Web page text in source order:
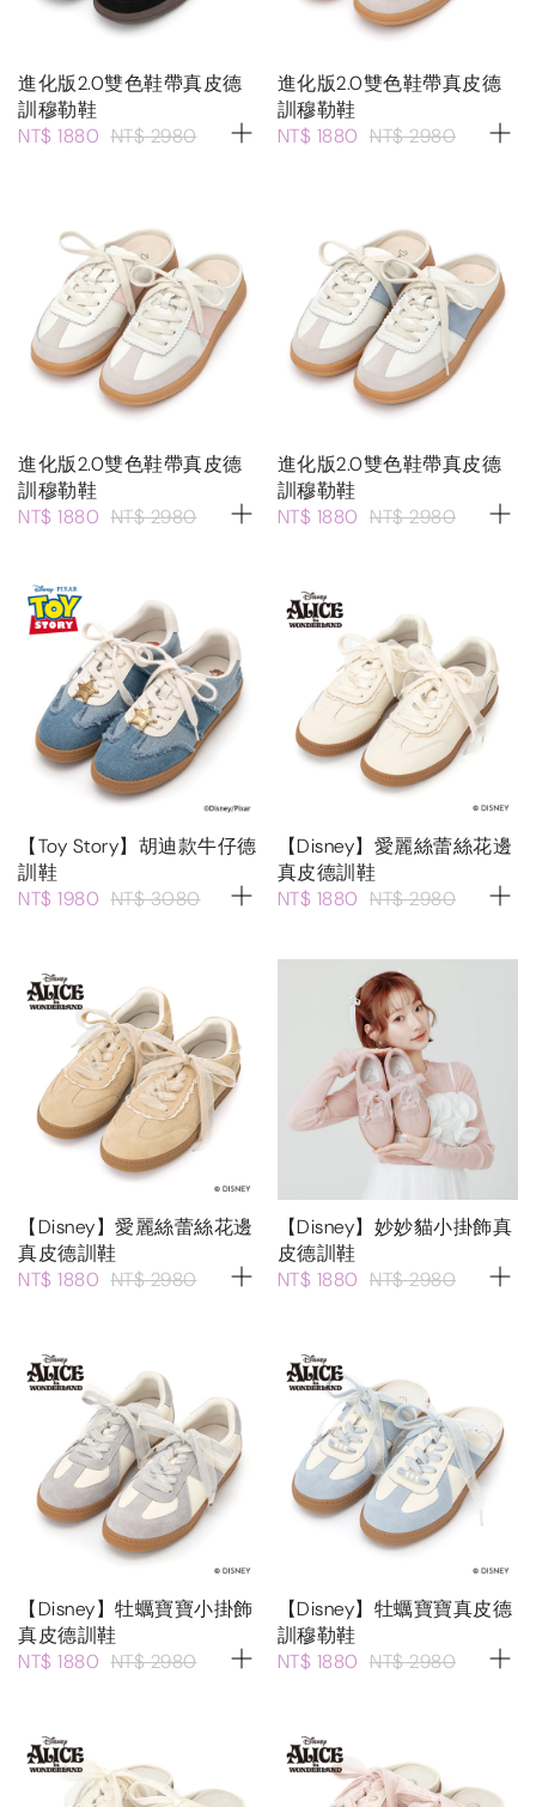
進化版2.0雙色鞋帶真皮德
訓穆勒鞋
NT$ 1880 NT$ 2980
進化版2.0雙色鞋帶真皮德
訓穆勒鞋
NT$ 1880 NT$ 2980
進化版2.0雙色鞋帶真皮德
訓穆勒鞋
NT$ 1880 NT$ 2980
進化版2.0雙色鞋帶真皮德
訓穆勒鞋
NT$ 1880 NT$ 2980
【Toy Story】胡迪款牛仔德
訓鞋
NT$ 1980 NT$ 3080
【Disney】愛麗絲蕾絲花邊
真皮德訓鞋
NT$ 1880 NT$ 2980
【Disney】愛麗絲蕾絲花邊
真皮德訓鞋
NT$ 1880 NT$ 2980
【Disney】妙妙貓小掛飾真
皮德訓鞋
NT$ 1880 NT$ 2980
【Disney】牡蠣寶寶小掛飾
真皮德訓鞋
NT$ 1880 NT$ 2980
【Disney】牡蠣寶寶真皮德
訓穆勒鞋
NT$ 1880 NT$ 2980